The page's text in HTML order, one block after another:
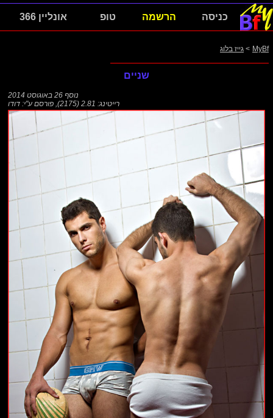
כניסה הרשמה טופ אונליין 366
MyBf
> גייז בלוג
שניים
נוסף 26 באוגוסט 2014
רייטינג: 2.81 (2175)
, פורסם ע"י: דודו